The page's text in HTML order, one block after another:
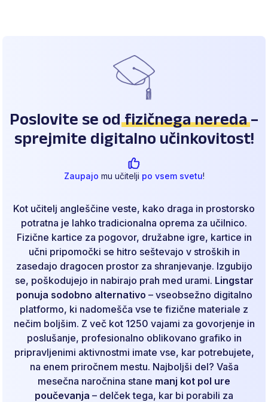
Poslovite se odfizičnega nereda–
sprejmite digitalno učinkovitost!
Zaupajo mu učitelji po vsem svetu!
Kot učitelj angleščine veste, kako draga in prostorsko
potratna je lahko tradicionalna oprema za učilnico.
Fizične kartice za pogovor, družabne igre, kartice in
učni pripomočki se hitro seštevajo v stroških in
zasedajo dragocen prostor za shranjevanje. Izgubijo
se, poškodujejo in nabirajo prah med urami. Lingstar
ponuja sodobno alternativo – vseobsežno digitalno
platformo, ki nadomešča vse te fizične materiale z
nečim boljšim. Z več kot 1250 vajami za govorjenje in
poslušanje, profesionalno oblikovano grafiko in
pripravljenimi aktivnostmi imate vse, kar potrebujete,
na enem priročnem mestu. Najboljši del? Vaša
mesečna naročnina stane manj kot pol ure
poučevanja – delček tega, kar bi porabili za